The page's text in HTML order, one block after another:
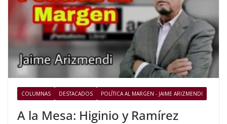
COLUMNAS DESTACADOS POLÍTICA AL MARGEN - JAIME ARIZMENDI
A la Mesa: Higinio y Ramírez